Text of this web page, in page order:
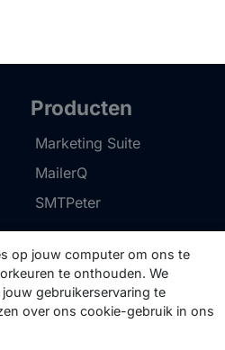
Producten
Marketing Suite
MailerQ
SMTPeter
Support
Partnernetwerk
op jouw computer om ons te
te onthouden. We
gebruikerservaring te
over ons cookie-gebruik in ons